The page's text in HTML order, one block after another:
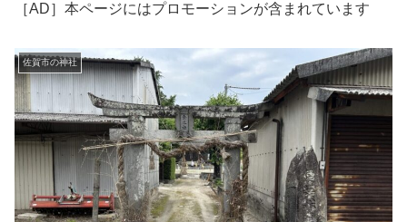
［AD］本ページにはプロモーションが含まれています
佐賀市の神社